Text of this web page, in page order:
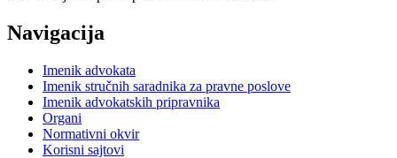
Navigacija
Imenik advokata
Imenik stručnih saradnika za pravne poslove
Imenik advokatskih pripravnika
Organi
Normativni okvir
Korisni sajtovi